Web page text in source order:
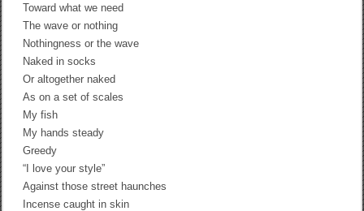
Toward what we need
The wave or nothing
Nothingness or the wave
Naked in socks
Or altogether naked
As on a set of scales
My fish
My hands steady
Greedy
“I love your style”
Against those street haunches
Incense caught in skin